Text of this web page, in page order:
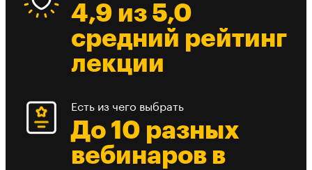
4,9 из 5,0
средний рейтинг
лекции
Есть из чего выбрать
До 10 разных
вебинаров в